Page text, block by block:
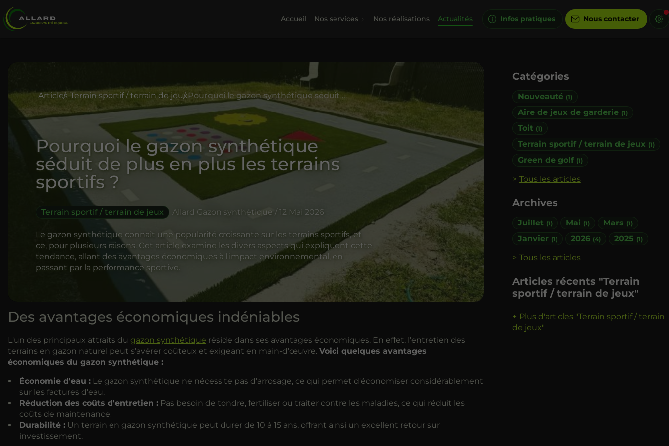
Accueil Nos services Nos réalisations Actualités Infos pratiques Nous contacter
Catégories
Nouveauté (1)
Aire de jeux de garderie (1)
Toit (1)
Terrain sportif / terrain de jeux (1)
Green de golf (1)
Tous les articles
Archives
Juillet (1) Mai (1) Mars (1)
Janvier (1) 2026 (4) 2025 (1)
Tous les articles
Articles récents "Terrain
sportif / terrain de jeux"
Plus d'articles "Terrain sportif / terrain
de jeux"
Articles Terrain sportif / terrain de jeux Pourquoi le gazon synthétique séduit de plus en plus les terrains sportifs ?
Pourquoi le gazon synthétique
séduit de plus en plus les terrains
sportifs ?
Terrain sportif / terrain de jeux Allard Gazon synthétique / 12 Mai 2026
Le gazon synthétique connaît une popularité croissante sur les terrains sportifs, et
ce, pour plusieurs raisons. Cet article examine les divers aspects qui expliquent cette
tendance, allant des avantages économiques à l'impact environnemental, en
passant par la performance sportive.
Des avantages économiques indéniables
L'un des principaux attraits du gazon synthétique réside dans ses avantages économiques. En effet, l'entretien des
terrains en gazon naturel peut s'avérer coûteux et exigeant en main-d'œuvre. Voici quelques avantages
économiques du gazon synthétique :
Économie d'eau : Le gazon synthétique ne nécessite pas d'arrosage, ce qui permet d'économiser considérablement
sur les factures d'eau.
Réduction des coûts d'entretien : Pas besoin de tondre, fertiliser ou traiter contre les maladies, ce qui réduit les
coûts de maintenance.
Durabilité : Un terrain en gazon synthétique peut durer de 10 à 15 ans, offrant ainsi un excellent retour sur
investissement.